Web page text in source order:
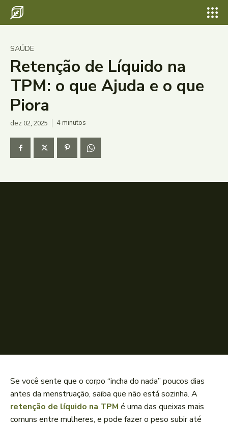
SAÚDE
Retenção de Líquido na
TPM: o que Ajuda e o que
Piora
dez 02, 2025 4minutos
Se você sente que o corpo “incha do nada” poucos dias
antes da menstruação, saiba que não está sozinha. A
retenção de líquido na TPM é uma das queixas mais
comuns entre mulheres, e pode fazer o peso subir até